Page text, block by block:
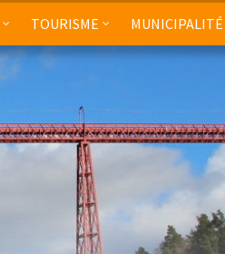
TOURISME MUNICIPALITÉ